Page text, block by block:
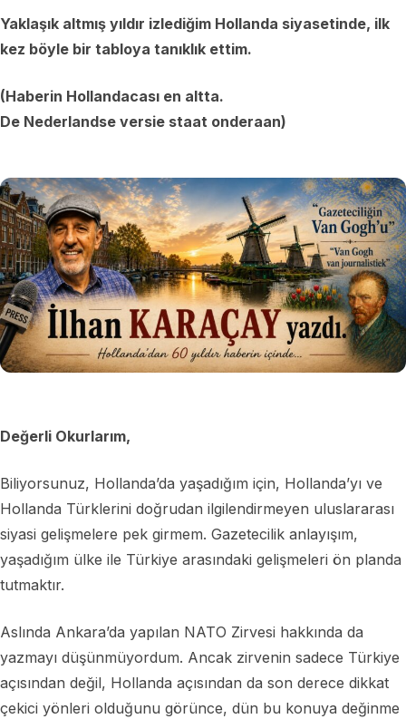
Yaklaşık altmış yıldır izlediğim Hollanda siyasetinde, ilk
kez böyle bir tabloya tanıklık ettim.
(Haberin Hollandacası en altta.
De Nederlandse versie staat onderaan)
Değerli Okurlarım,
Biliyorsunuz, Hollanda’da yaşadığım için, Hollanda’yı ve
Hollanda Türklerini doğrudan ilgilendirmeyen uluslararası
siyasi gelişmelere pek girmem. Gazetecilik anlayışım,
yaşadığım ülke ile Türkiye arasındaki gelişmeleri ön planda
tutmaktır.
Aslında Ankara’da yapılan NATO Zirvesi hakkında da
yazmayı düşünmüyordum. Ancak zirvenin sadece Türkiye
açısından değil, Hollanda açısından da son derece dikkat
çekici yönleri olduğunu görünce, dün bu konuya değinme